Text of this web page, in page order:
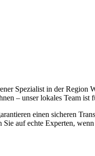
Spezialist in der Region
– unser lokales Team ist
einen sicheren
auf echte Experten,